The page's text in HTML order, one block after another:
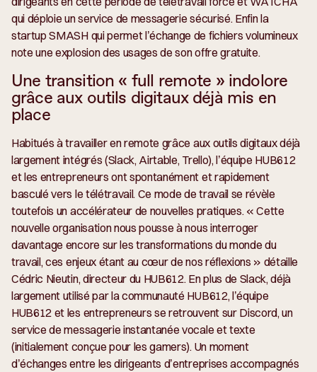
qui déploie un service de messagerie sécurisé. Enfin la
startup SMASH qui permet l’échange de fichiers volumineux
note une explosion des usages de son offre gratuite.
Une transition « full remote » indolore
grâce aux outils digitaux déjà mis en
place
Habitués à travailler en remote grâce aux outils digitaux déjà
largement intégrés (Slack, Airtable, Trello), l’équipe HUB612
et les entrepreneurs ont spontanément et rapidement
basculé vers le télétravail. Ce mode de travail se révèle
toutefois un accélérateur de nouvelles pratiques. «Cette
nouvelle organisation nous pousse à nous interroger
davantage encore sur les transformations du monde du
travail, ces enjeux étant au cœur de nos réflexions » détaille
Cédric Nieutin, directeur du HUB612. En plus de Slack, déjà
largement utilisé par la communauté HUB612, l’équipe
HUB612 et les entrepreneurs se retrouvent sur Discord, un
service de messagerie instantanée vocale et texte
(initialement conçue pour les gamers). Un moment
d’échanges entre les dirigeants d’entreprises accompagnés